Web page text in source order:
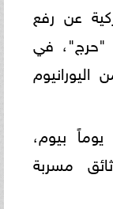
عن رفع
"حرج"، في
بيوم،
مسربة